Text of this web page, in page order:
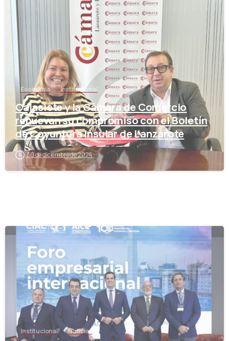
Economía Institucional
Cajasiete y la Cámara de Comercio
renuevan su compromiso con el Boletín
de Coyuntura Insular de Lanzarote
30 de diciembre de 2024
Institucional Noticias